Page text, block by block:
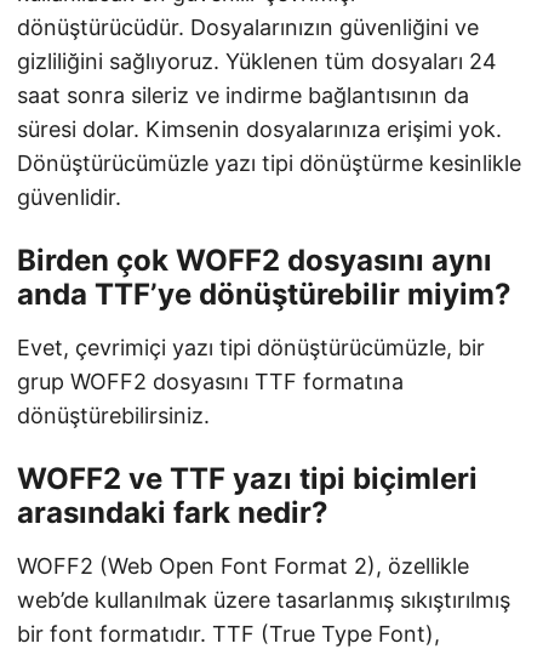
dönüştürücüdür. Dosyalarınızın güvenliğini ve
gizliliğini sağlıyoruz. Yüklenen tüm dosyaları 24
saat sonra sileriz ve indirme bağlantısının da
süresi dolar. Kimsenin dosyalarınıza erişimi yok.
Dönüştürücümüzle yazı tipi dönüştürme kesinlikle
güvenlidir.
Birden çok WOFF2 dosyasını aynı
anda TTF’ye dönüştürebilir miyim?
Evet, çevrimiçi yazı tipi dönüştürücümüzle, bir
grup WOFF2 dosyasını TTF formatına
dönüştürebilirsiniz.
WOFF2 ve TTF yazı tipi biçimleri
arasındaki fark nedir?
WOFF2 (Web Open Font Format 2), özellikle
web’de kullanılmak üzere tasarlanmış sıkıştırılmış
bir font formatıdır. TTF (True Type Font),